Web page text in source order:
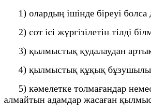
1) олардың ішінде біреуі
2) сот ісі жүргізілетін тілді
3) қылмыстық қудалаудан
4) қылмыстық құқық
5) кәмелетке толмағандар
алмайтын адамдар жасаған